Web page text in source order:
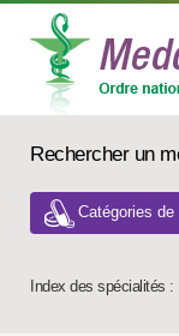
Rechercher un
Catégories
Index des spécialités :